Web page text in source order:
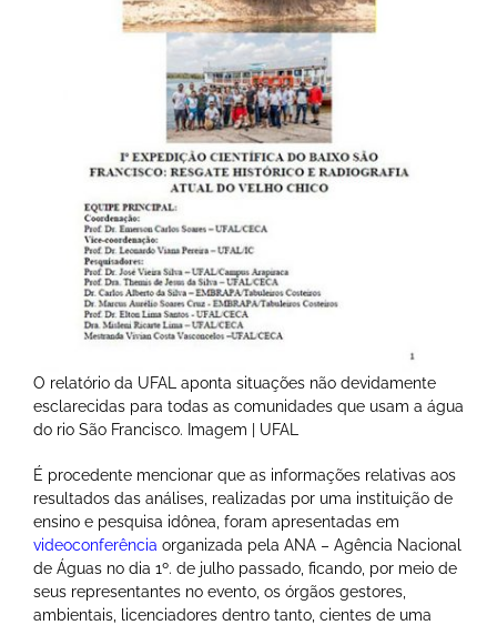
O relatório da UFAL aponta situações não devidamente
esclarecidas para todas as comunidades que usam a água
do rio São Francisco. Imagem | UFAL
É procedente mencionar que as informações relativas aos
resultados das análises, realizadas por uma instituição de
ensino e pesquisa idônea, foram apresentadas em
videoconferência organizada pela ANA – Agência Nacional
de Águas no dia 1º. de julho passado, ficando, por meio de
seus representantes no evento, os órgãos gestores,
ambientais, licenciadores dentro tanto, cientes de uma